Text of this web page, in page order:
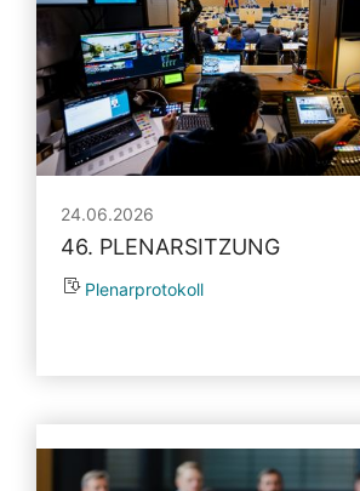
24.06.2026
46. PLENARSITZUNG
Plenarprotokoll